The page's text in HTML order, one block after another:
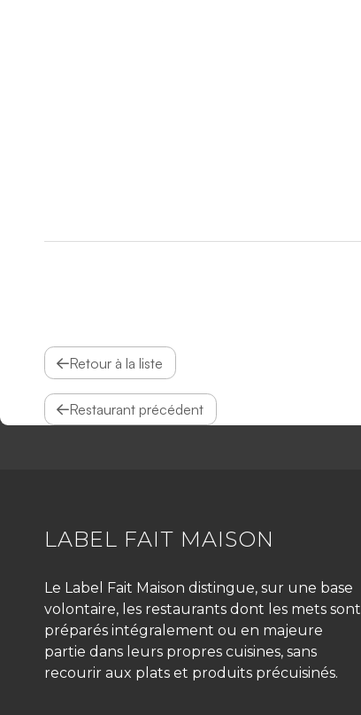
Retour à la liste
Restaurant précédent
LABEL FAIT MAISON
Le Label Fait Maison distingue, sur une base
volontaire, les restaurants dont les mets sont
préparés intégralement ou en majeure
partie dans leurs propres cuisines, sans
recourir aux plats et produits précuisinés.